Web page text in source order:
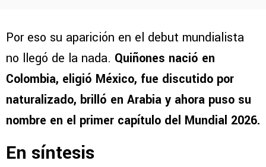
Por eso su aparición en el debut mundialista
no llegó de la nada. Quiñones nació en
Colombia, eligió México, fue discutido por
naturalizado, brilló en Arabia y ahora puso su
nombre en el primer capítulo del Mundial 2026.
En síntesis